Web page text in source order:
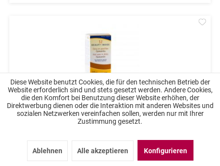
Heißwachs-Scheiben (20er-Pack) | Kamille
bieten Ihnen eine effektive und sanfte Haarentfernung. Die
geschmolzenen Wachstaler mit geschmeidiger Konsistenz
Diese Website benutzt Cookies, die für den technischen Betrieb der
Website erforderlich sind und stets gesetzt werden. Andere Cookies,
die den Komfort bei Benutzung dieser Website erhöhen, der
Direktwerbung dienen oder die Interaktion mit anderen Websites und
sozialen Netzwerken vereinfachen sollen, werden nur mit Ihrer
Zustimmung gesetzt.
Ablehnen Alle akzeptieren Konfigurieren